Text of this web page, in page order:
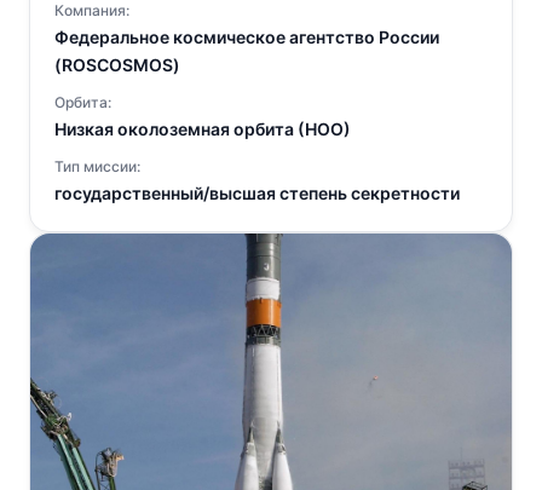
Компания:
Федеральное космическое агентство России
(ROSCOSMOS)
Орбита:
Низкая околоземная орбита (НОО)
Тип миссии:
государственный/высшая степень секретности